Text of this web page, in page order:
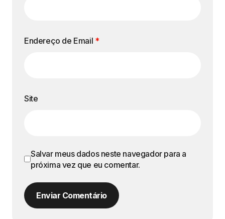
Endereço de Email *
Site
Salvar meus dados neste navegador para a
próxima vez que eu comentar.
Enviar Comentário